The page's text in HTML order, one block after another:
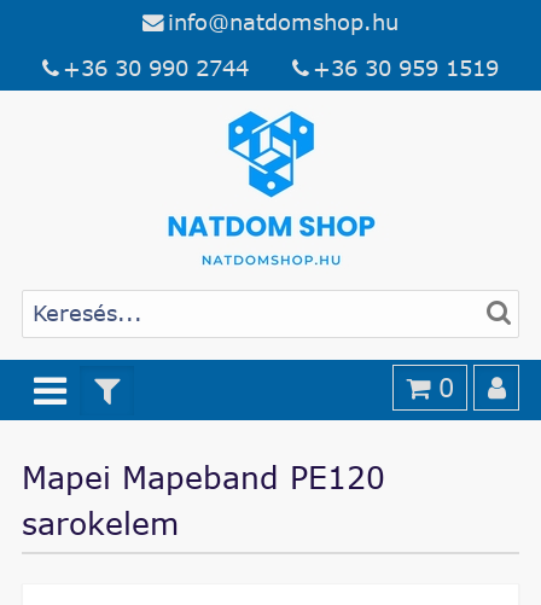
info@natdomshop.hu
+36 30 990 2744
+36 30 959 1519
0
Mapei Mapeband PE120
sarokelem